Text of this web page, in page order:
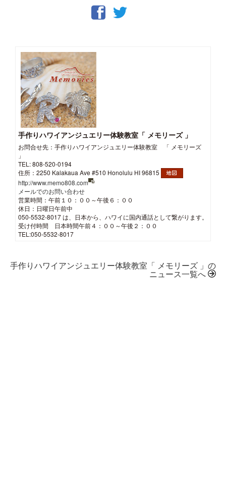
手作りハワイアンジュエリー体験教室「 メモリーズ 」
お問合せ先：手作りハワイアンジュエリー体験教室 「 メモリーズ
」
TEL: 808-520-0194
住所：2250 Kalakaua Ave #510 Honolulu HI 96815
http://www.memo808.com
メールでのお問い合わせ
営業時間：午前１０：００～午後６：００
休日：日曜日午前中
050-5532-8017 は、日本から、ハワイに国内通話として繋がります。
受け付時間 日本時間午前４：００～午後２：００
TEL:050-5532-8017
手作りハワイアンジュエリー体験教室「 メモリーズ 」の
ニュース一覧へ